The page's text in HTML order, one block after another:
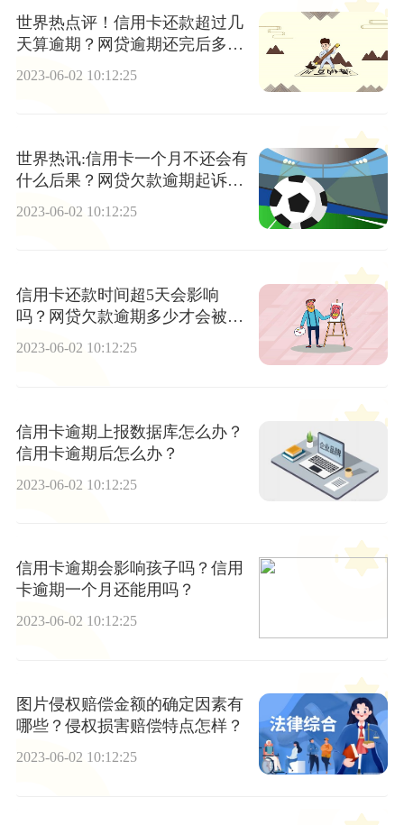
世界热点评！信用卡还款超过几
天算逾期？网贷逾期还完后多久
2023-06-02 10:12:25
世界热讯:信用卡一个月不还会有
什么后果？网贷欠款逾期起诉会
2023-06-02 10:12:25
信用卡还款时间超5天会影响
吗？网贷欠款逾期多少才会被起
诉？-世界独家
2023-06-02 10:12:25
信用卡逾期上报数据库怎么办？
信用卡逾期后怎么办？
2023-06-02 10:12:25
信用卡逾期会影响孩子吗？信用
卡逾期一个月还能用吗？
2023-06-02 10:12:25
图片侵权赔偿金额的确定因素有
哪些？侵权损害赔偿特点怎样？
2023-06-02 10:12:25